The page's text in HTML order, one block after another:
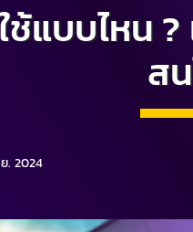
ช้แบบไหน
ส
. 2024